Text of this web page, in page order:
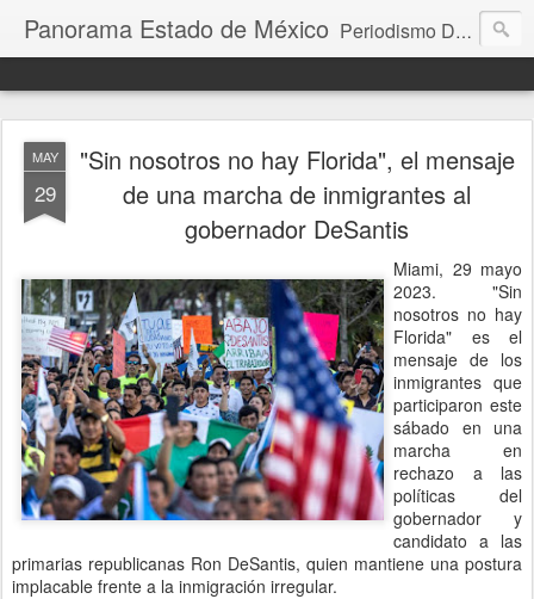
Panorama Estado de México Periodismo Digital
MAY
29
"Sin nosotros no hay Florida", el mensaje
de una marcha de inmigrantes al
gobernador DeSantis
Miami, 29 mayo
2023. "Sin
nosotros no hay
Florida" es el
mensaje de los
inmigrantes que
participaron este
sábado en una
marcha en
rechazo a las
políticas del
gobernador y
candidato a las
primarias republicanas Ron DeSantis, quien mantiene una postura
implacable frente a la inmigración irregular.